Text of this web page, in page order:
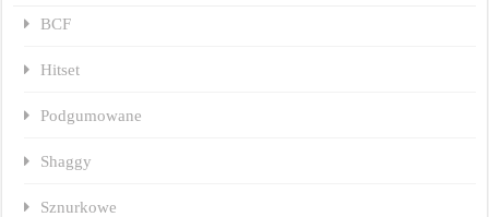
BCF
Hitset
Podgumowane
Shaggy
Sznurkowe